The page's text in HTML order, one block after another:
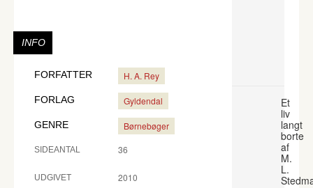
INFO
FORFATTER H. A. Rey
FORLAG Gyldendal
GENRE Børnebøger
SIDEANTAL 36
UDGIVET 2010
Et
liv
langt
borte
af
M.
L.